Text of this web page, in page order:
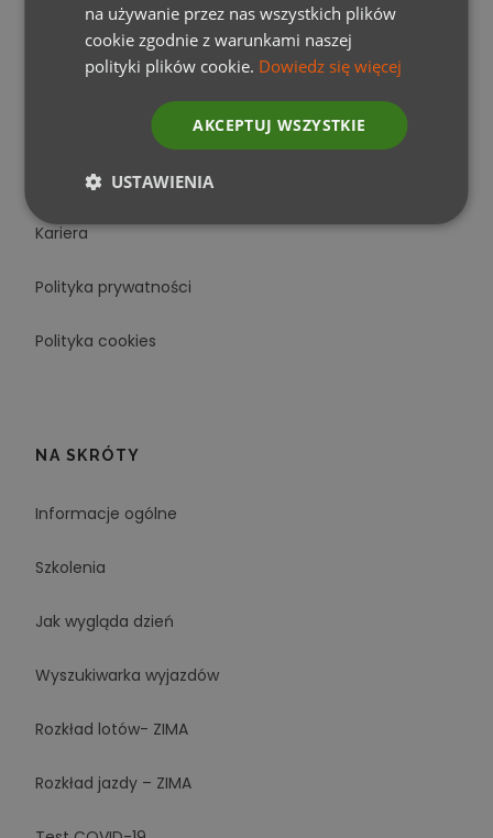
infolinia@wygoda.ski
WYGODA TRAVEL
Kariera
Polityka prywatności
Polityka cookies
NA SKRÓTY
Informacje ogólne
Szkolenia
Jak wygląda dzień
Wyszukiwarka wyjazdów
Rozkład lotów- ZIMA
Rozkład jazdy – ZIMA
na używanie przez nas wszystkich plików
cookie zgodnie z warunkami naszej
polityki plików cookie. Dowiedz się więcej
AKCEPTUJ WSZYSTKIE
USTAWIENIA